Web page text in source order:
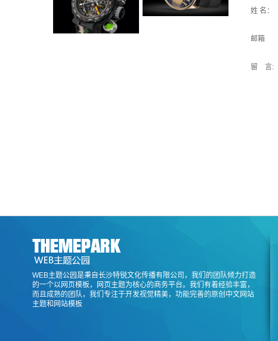
姓 名：
邮箱
留 言:
WEB主题公园是秉自长沙特锐文化传播有限公司，我们的团队倾力打造
的一个以网页模板，网页主题为核心的商务平台。我们有着经验丰富，
而且成熟的团队，我们专注于开发视觉精美，功能完善的原创中文网站
主题和网站模板